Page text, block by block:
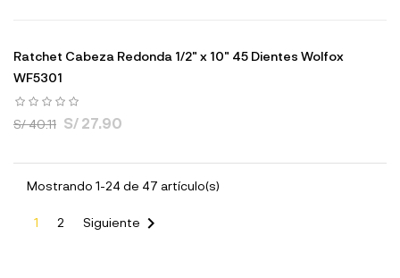
Ratchet Cabeza Redonda 1/2" x 10" 45 Dientes Wolfox
WF5301
S/ 40.11 S/ 27.90
Mostrando 1-24 de 47 artículo(s)
1 2 Siguiente 